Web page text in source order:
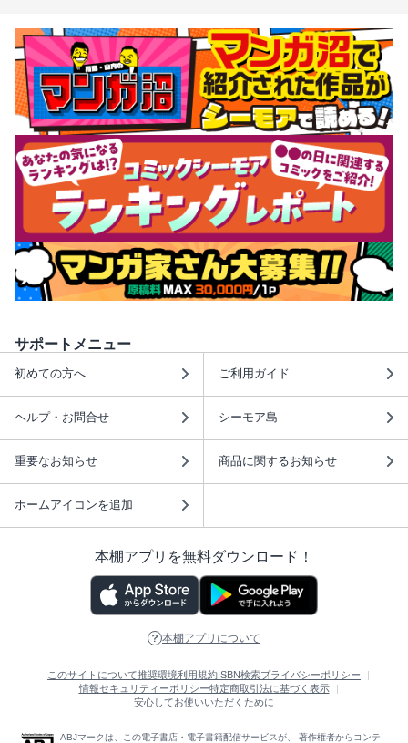
サポートメニュー
初めての方へ ご利用ガイド
ヘルプ・お問合せ シーモア島
重要なお知らせ 商品に関するお知らせ
ホームアイコンを追加
本棚アプリを無料ダウンロード！
本棚アプリについて
このサイトについて推奨環境利用規約ISBN検索プライバシーポリシー
情報セキュリティーポリシー特定商取引法に基づく表示
安心してお使いいただくために
ABJマークは、この電子書店・電子書籍配信サービスが、 著作権者からコンテ